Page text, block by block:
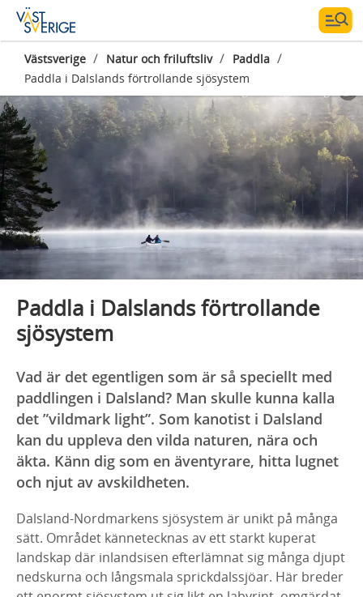
Västsverige / Natur och friluftsliv / Paddla /
Paddla i Dalslands förtrollande sjösystem
Fotograf:
Paddla i Dalslands förtrollande
sjösystem
Vad är det egentligen som är så speciellt med
paddlingen i Dalsland? Man skulle kunna kalla
det ”vildmark light”. Som kanotist i Dalsland
kan du uppleva den vilda naturen, nära och
äkta. Känn dig som en äventyrare, hitta lugnet
och njut av avskildheten.
Dalsland-Nordmarkens sjösystem är unikt på många
sätt. Området kännetecknas av ett starkt kuperat
landskap där inlandsisen efterlämnat sig många djupt
nedskurna och långsmala sprickdalssjöar. Här breder